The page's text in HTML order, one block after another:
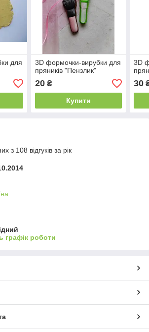
для
3D формочки-вирубки для
пряників "Пензлик"
20₴
Купити
3D
30
з 108 відгуків за рік
графік роботи